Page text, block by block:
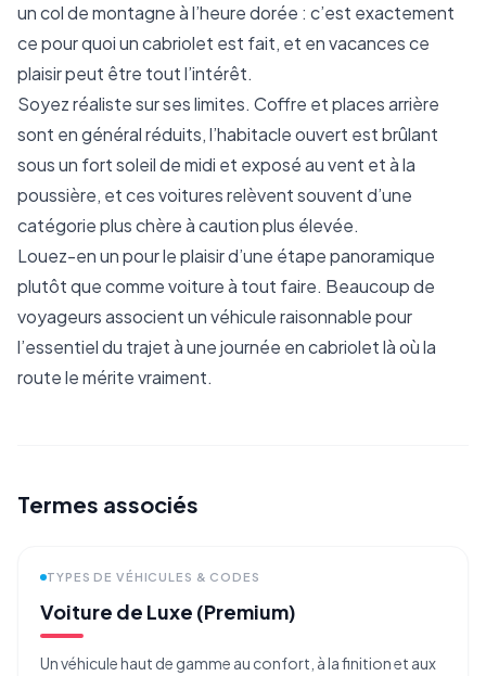
un col de montagne à l’heure dorée : c’est exactement
ce pour quoi un cabriolet est fait, et en vacances ce
plaisir peut être tout l’intérêt.
Soyez réaliste sur ses limites. Coffre et places arrière
sont en général réduits, l’habitacle ouvert est brûlant
sous un fort soleil de midi et exposé au vent et à la
poussière, et ces voitures relèvent souvent d’une
catégorie plus chère à caution plus élevée.
Louez-en un pour le plaisir d’une étape panoramique
plutôt que comme voiture à tout faire. Beaucoup de
voyageurs associent un véhicule raisonnable pour
l’essentiel du trajet à une journée en cabriolet là où la
route le mérite vraiment.
Termes associés
TYPES DE VÉHICULES & CODES
Voiture de Luxe (Premium)
Un véhicule haut de gamme au confort, à la finition et aux